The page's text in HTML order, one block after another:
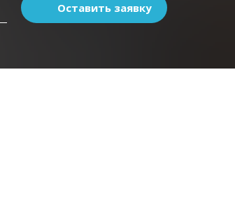
Оставить заявку